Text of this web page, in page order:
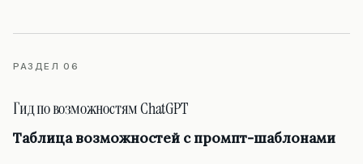
РАЗДЕЛ 06
Гид по возможностям ChatGPT
Таблица возможностей с промпт-шаблонами